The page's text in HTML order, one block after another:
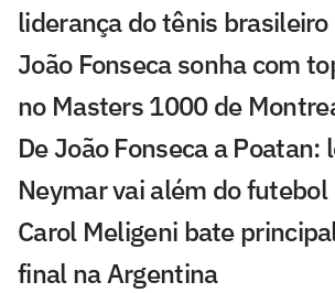
liderança do tênis brasileiro
João Fonseca sonha com
no Masters 1000 de
De João Fonseca a Poatan:
Neymar vai além do futebol
Carol Meligeni bate
final na Argentina